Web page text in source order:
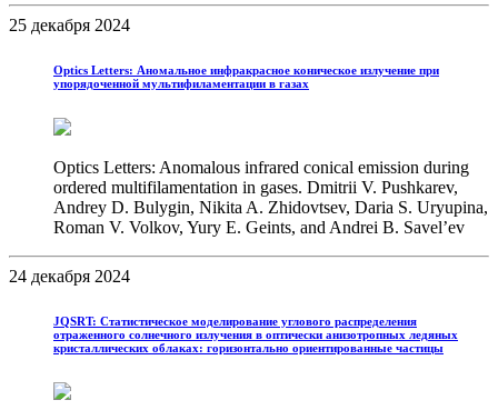
25 декабря 2024
Optics Letters: Аномальное инфракрасное коническое излучение при
упорядоченной мультифиламентации в газах
Optics Letters: Anomalous infrared conical emission during
ordered multifilamentation in gases. Dmitrii V. Pushkarev,
Andrey D. Bulygin, Nikita A. Zhidovtsev, Daria S. Uryupina,
Roman V. Volkov, Yury E. Geints, and Andrei B. Savel’ev
24 декабря 2024
JQSRT: Статистическое моделирование углового распределения
отраженного солнечного излучения в оптически анизотропных ледяных
кристаллических облаках: горизонтально ориентированные частицы